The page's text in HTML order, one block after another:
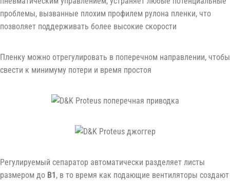
проблемы, вызванные плохим профилем рулона пленки, что
позволяет поддерживать более высокие скорости
Пленку можно отрегулировать в поперечном направлении, чтобы
свести к минимуму потери и время простоя
Регулируемый сепаратор автоматически разделяет листы
размером до B1, в то время как подающие вентиляторы создают